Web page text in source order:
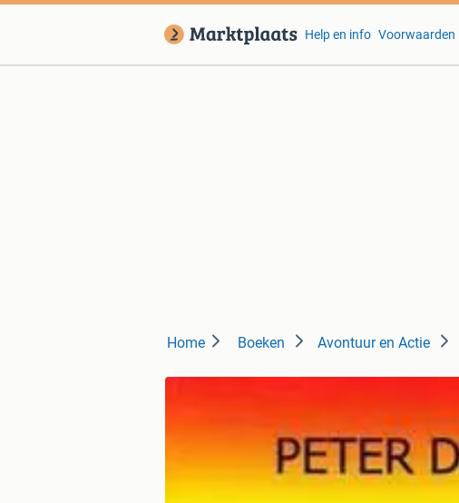
Help en info Voorwaarden
Home Boeken Avontuur en Actie